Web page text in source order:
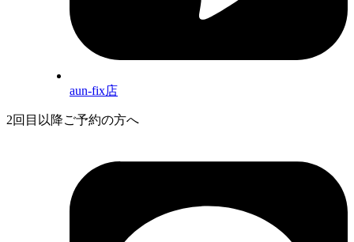
aun-fix店
2回目以降ご予約の方へ